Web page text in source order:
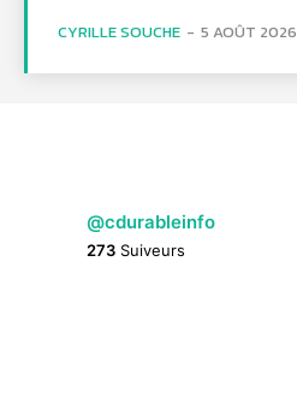
CYRILLE SOUCHE - 5 AOÛT 2026
@cdurableinfo
273 Suiveurs